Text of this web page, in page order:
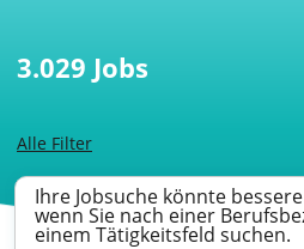
Alle Filter
3.029 Jobs
Ihre Jobsuche könnte
wenn Sie nach einer
einem Tätigkeitsfeld suchen.